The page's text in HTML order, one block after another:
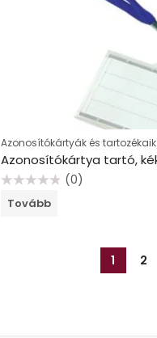
Azonosítókártyák és tartozékaik
(0)
Tovább
1 2